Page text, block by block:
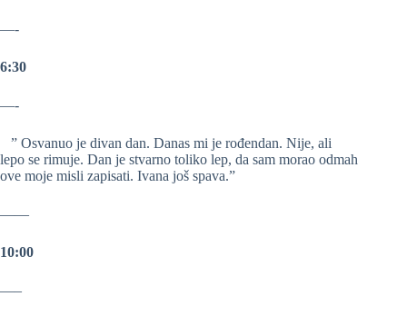
—-
6:30
—-
” Osvanuo je divan dan. Danas mi je rođendan. Nije, ali
lepo se rimuje. Dan je stvarno toliko lep, da sam morao odmah
ove moje misli zapisati. Ivana još spava.”
——
10:00
—–